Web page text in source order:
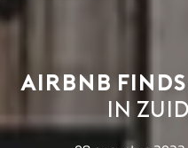
Airbnb
in